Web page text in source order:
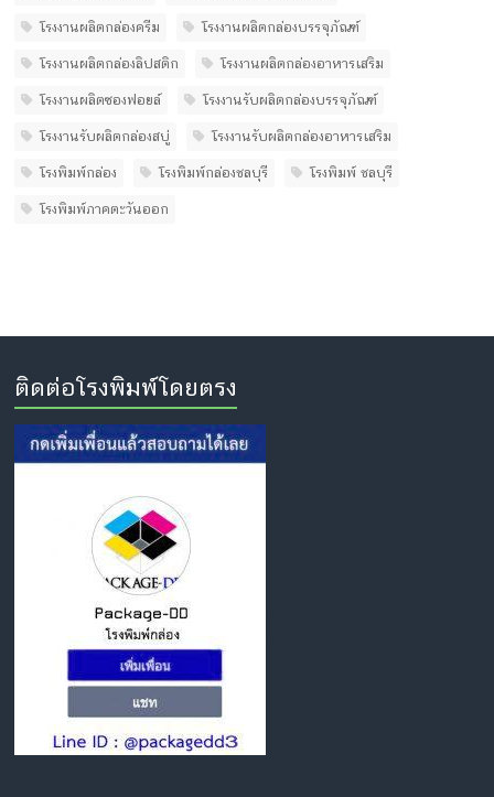
โรงงานผลิตกล่องครีม โรงงานผลิตกล่องบรรจุภัณฑ์
โรงงานผลิตกล่องลิปสติก โรงงานผลิตกล่องอาหารเสริม
โรงงานผลิตซองฟอยล์ โรงงานรับผลิตกล่องบรรจุภัณฑ์
โรงงานรับผลิตกล่องสบู่ โรงงานรับผลิตกล่องอาหารเสริม
โรงพิมพ์กล่อง โรงพิมพ์กล่องชลบุรี โรงพิมพ์ ชลบุรี
โรงพิมพ์ภาคตะวันออก
ติดต่อโรงพิมพ์โดยตรง